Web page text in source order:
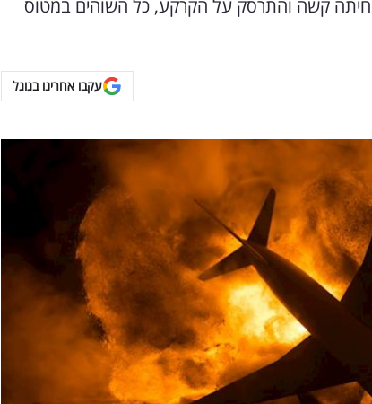
קשה והתרסק על הקרקע, כל השוהים במטוס
עקבו אחרינו בגוגל